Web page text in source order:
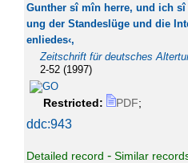
Gunther sî mîn herre, und ich
ung der Standeslüge und die
enliedes‹,
Zeitschrift für deutsches
2-52 (1997)
Restricted: PDF;
ddc:943
Detailed record - Similar